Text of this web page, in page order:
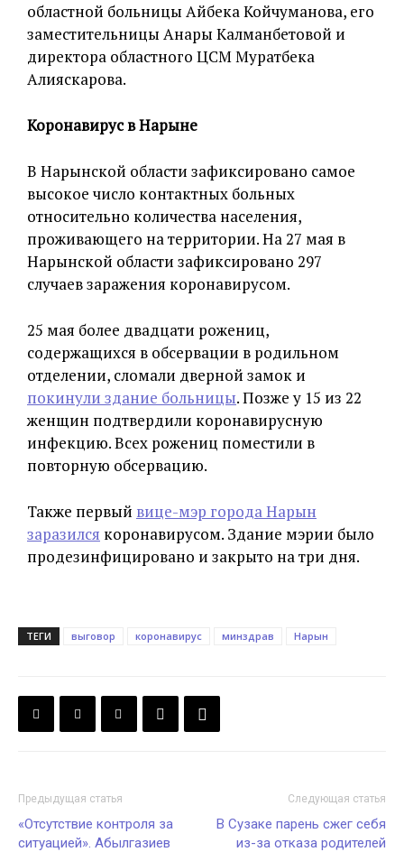
областной больницы Айбека Койчуманова, его
заместительницы Анары Калманбетовой и
директора областного ЦСМ Муратбека
Алияскарова.
Коронавирус в Нарыне
В Нарынской области зафиксировано самое
высокое число контактных больных
относительно количества населения,
проживающего на территории. На 27 мая в
Нарынской области зафиксировано 297
случаев заражения коронавирусом.
25 мая более двадцати рожениц,
содержащихся в обсервации в родильном
отделении, сломали дверной замок и
покинули здание больницы. Позже у 15 из 22
женщин подтвердили коронавирусную
инфекцию. Всех рожениц поместили в
повторную обсервацию.
Также первый вице-мэр города Нарын
заразился коронавирусом. Здание мэрии было
продезинфицировано и закрыто на три дня.
ТЕГИ выговор коронавирус минздрав Нарын
Предыдущая статья
«Отсутствие контроля за
ситуацией». Абылгазиев
Следующая статья
В Сузаке парень сжег себя
из-за отказа родителей